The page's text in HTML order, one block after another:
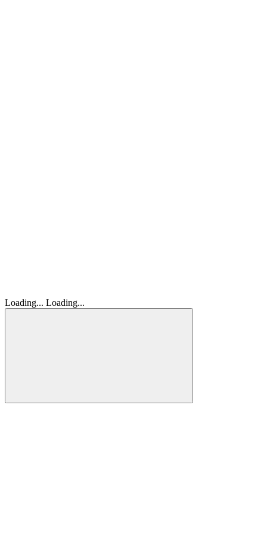
Loading... Loading...